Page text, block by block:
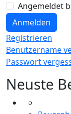
Angemeldet
Anmelden
Registrieren
Benutzername
Passwort
Neuste